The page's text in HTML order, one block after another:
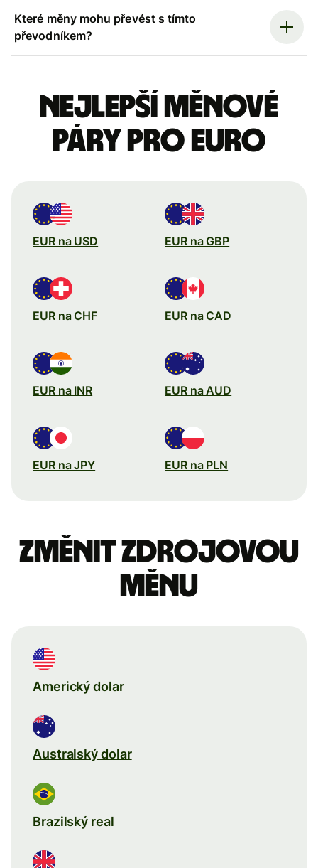
Které měny mohu převést s tímto
převodníkem?
Nejlepší měnové
páry pro euro
EUR na USD EUR na GBP
EUR na CHF EUR na CAD
EUR na INR EUR na AUD
EUR na JPY EUR na PLN
Změnit zdrojovou
měnu
Americký dolar
Australský dolar
Brazilský real